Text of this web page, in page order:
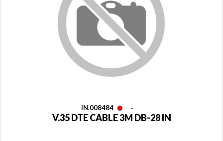
IN.008484 -
V.35 DTE CABLE 3M DB-28 IN